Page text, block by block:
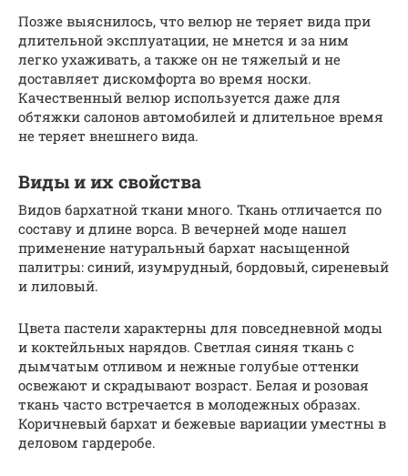
Позже выяснилось, что велюр не теряет вида при
длительной эксплуатации, не мнется и за ним
легко ухаживать, а также он не тяжелый и не
доставляет дискомфорта во время носки.
Качественный велюр используется даже для
обтяжки салонов автомобилей и длительное время
не теряет внешнего вида.
Виды и их свойства
Видов бархатной ткани много. Ткань отличается по
составу и длине ворса. В вечерней моде нашел
применение натуральный бархат насыщенной
палитры: синий, изумрудный, бордовый, сиреневый
и лиловый.
Цвета пастели характерны для повседневной моды
и коктейльных нарядов. Светлая синяя ткань с
дымчатым отливом и нежные голубые оттенки
освежают и скрадывают возраст. Белая и розовая
ткань часто встречается в молодежных образах.
Коричневый бархат и бежевые вариации уместны в
деловом гардеробе.